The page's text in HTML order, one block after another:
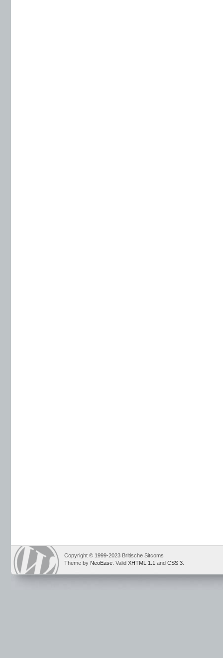
Copyright © 1999-2023 Britische Sitcoms
Theme by NeoEase . Valid XHTML 1.1 and CSS 3